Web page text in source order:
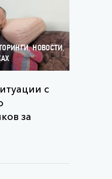
,НОВОСТИ,
с
за